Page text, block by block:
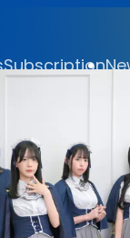
Subscription